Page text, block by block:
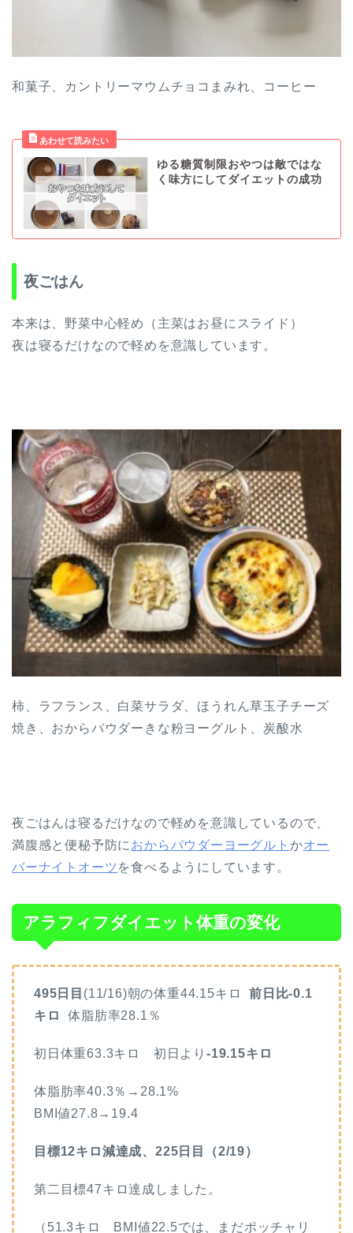
和菓子、カントリーマウムチョコまみれ、コーヒー
ゆる糖質制限おやつは敵ではな
く味方にしてダイエットの成功
夜ごはん
本来は、野菜中心軽め（主菜はお昼にスライド）
夜は寝るだけなので軽めを意識しています。
柿、ラフランス、白菜サラダ、ほうれん草玉子チーズ
焼き、おからパウダーきな粉ヨーグルト、炭酸水
夜ごはんは寝るだけなので軽めを意識しているので、
満腹感と便秘予防に おからパウダーヨーグルト かオー
バーナイトオーツ を食べるようにしています。
アラフィフダイエット体重の変化
495日目 (11/16)朝の体重44.15キロ 前日比-0.1
キロ体脂肪率28.1 ％
初日体重63.3キロ 初日より -19.15キロ
体脂肪率40.3％→28.1%
BMI値27.8→19.4
目標12キロ減達成、225日目（2/19）
第二目標47キロ達成しました。
（51.3キロ BMI値22.5では、まだポッチャリ